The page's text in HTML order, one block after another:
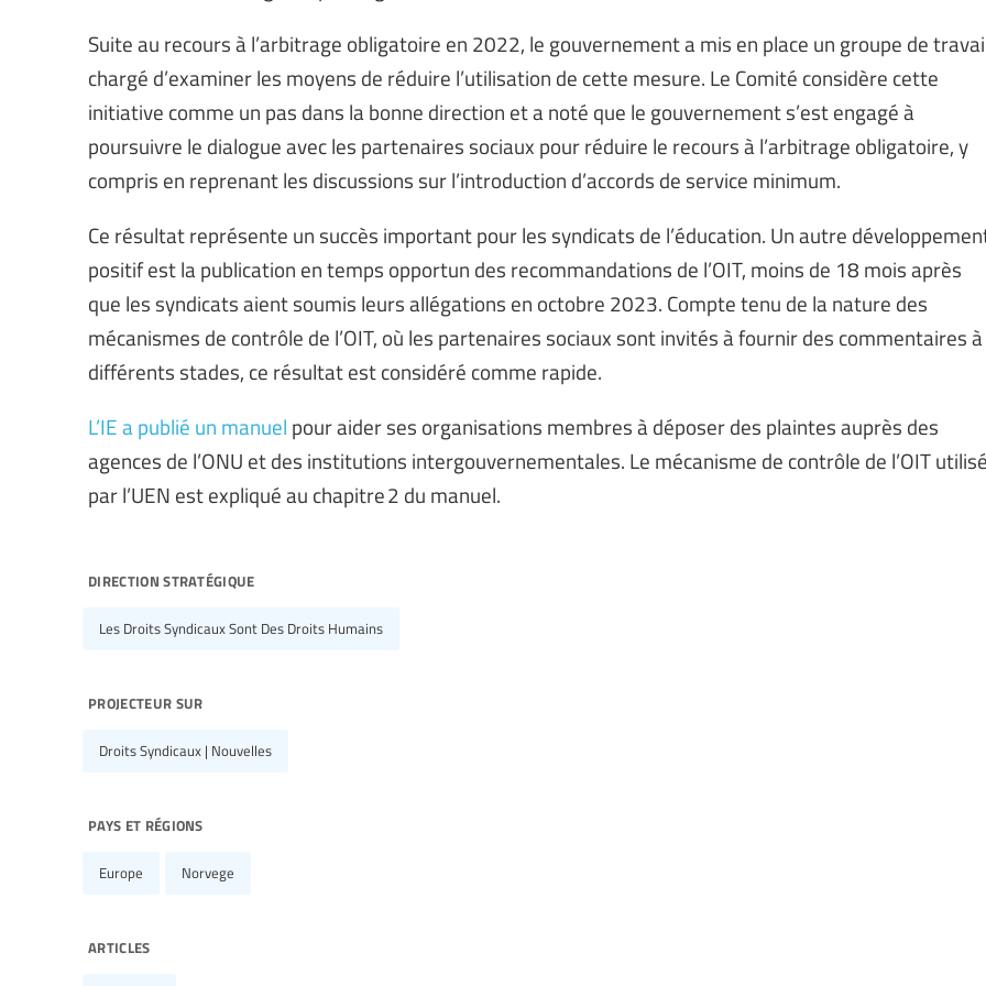
Suite au recours à l’arbitrage obligatoire en 2022, le gouvernement a mis en place un groupe de
chargé d’examiner les moyens de réduire l’utilisation de cette mesure. Le Comité considère cette
initiative comme un pas dans la bonne direction et a noté que le gouvernement s’est engagé à
poursuivre le dialogue avec les partenaires sociaux pour réduire le recours à l’arbitrage obligatoire, y
compris en reprenant les discussions sur l’introduction d’accords de service minimum.
Ce résultat représente un succès important pour les syndicats de l’éducation. Un autre
positif est la publication en temps opportun des recommandations de l’OIT, moins de 18 mois après
que les syndicats aient soumis leurs allégations en octobre 2023. Compte tenu de la nature des
mécanismes de contrôle de l’OIT, où les partenaires sociaux sont invités à fournir des commentaires à
différents stades, ce résultat est considéré comme rapide.
L’IE a publié un manuel pour aider ses organisations membres à déposer des plaintes auprès des
agences de l’ONU et des institutions intergouvernementales. Le mécanisme de contrôle de l’OIT utilisé
par l’UEN est expliqué au chapitre 2 du manuel.
direction stratégique
Les Droits Syndicaux Sont Des Droits Humains
projecteur sur
Droits Syndicaux | Nouvelles
pays et régions
Europe Norvege
articles